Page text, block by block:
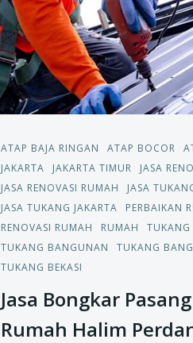
ATAP BAJA RINGAN ATAP BOCOR
JAKARTA
JAKARTA TIMUR
JASA
JASA RENOVASI RUMAH
JASA
JASA TUKANG JAKARTA
PERBAIKAN
RENOVASI RUMAH
RUMAH
TUKANG BANGUNAN
TUKANG
TUKANG BEKASI
Jasa Bongkar
Rumah Halim